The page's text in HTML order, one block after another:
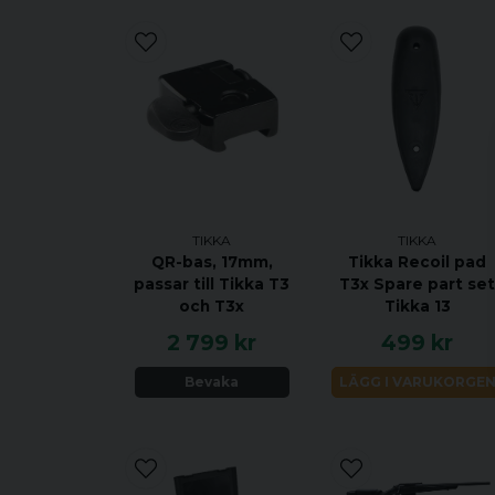
TIKKA
QR-bas, 17mm,
passar till Tikka T3
och T3x
2 799 kr
Bevaka
TIKKA
Tikka Recoil pad
T3x Spare part set
Tikka 13
499 kr
LÄGG I VARUKORGEN